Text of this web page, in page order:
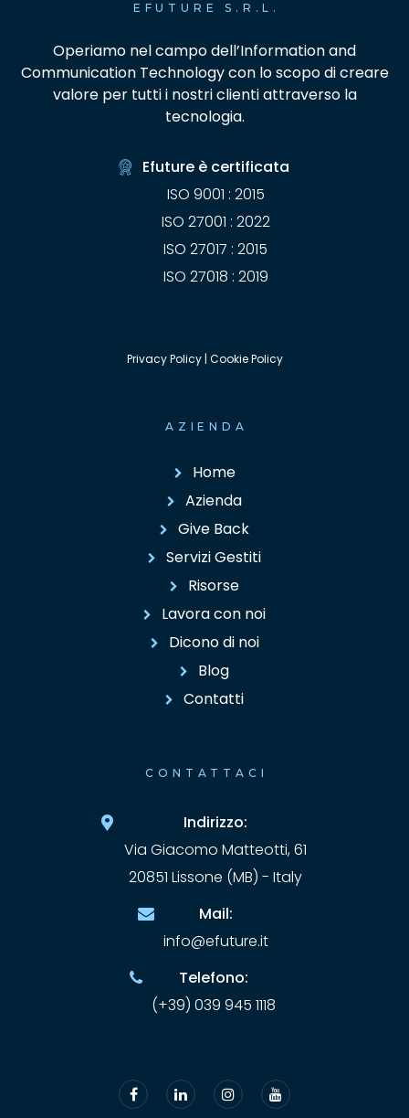
EFUTURE S.R.L.
Operiamo nel campo dell’Information and
Communication Technology con lo scopo di creare
valore per tutti i nostri clienti attraverso la
tecnologia.
Efuture è certificata
ISO 9001 : 2015
ISO 27001 : 2022
ISO 27017 : 2015
ISO 27018 : 2019
Privacy Policy| Cookie Policy
AZIENDA
Home
Azienda
Give Back
Servizi Gestiti
Risorse
Lavora con noi
Dicono di noi
Blog
Contatti
CONTATTACI
Indirizzo:
Via Giacomo Matteotti, 61
20851 Lissone (MB) - Italy
Mail:
info@efuture.it
Telefono:
(+39) 039 945 1118